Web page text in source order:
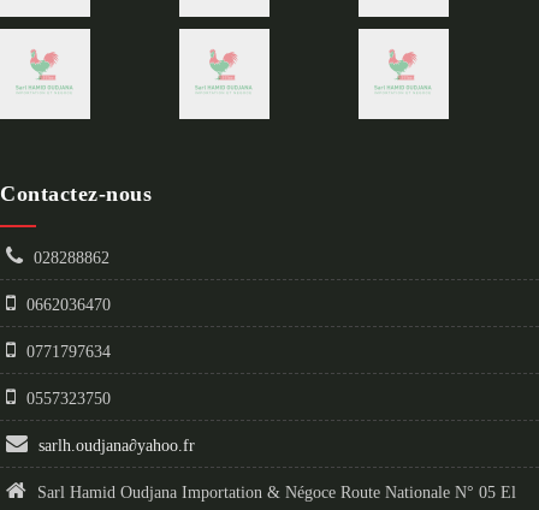
Contactez-nous
028288862
0662036470
0771797634
0557323750
sarlh.oudjana∂yahoo.fr
Sarl Hamid Oudjana Importation & Négoce Route Nationale N° 05 El